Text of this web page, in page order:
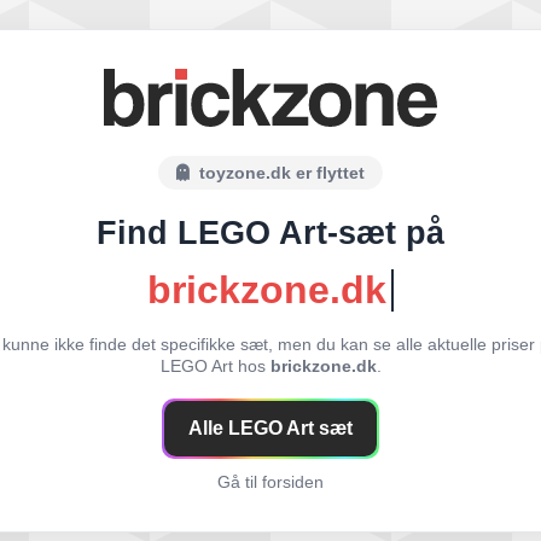
toyzone.dk er flyttet
Find LEGO Art-sæt på
brickzone.dk
ikke finde det specifikke sæt, men du kan se alle aktuelle priser
LEGO Art hos brickzone.dk.
Alle LEGO Art sæt
Gå til forsiden